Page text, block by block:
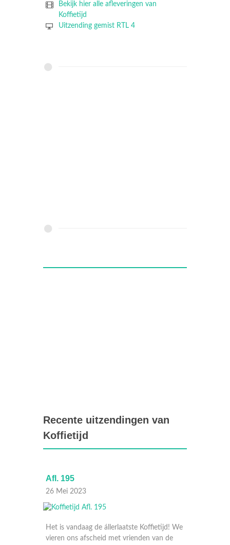
Bekijk hier alle afleveringen van
Koffietijd
Uitzending gemist RTL 4
Recente uitzendingen van
Koffietijd
Afl. 195
26 Mei 2023
Het is vandaag de állerlaatste Koffietijd! We
vieren ons afscheid met vrienden van de